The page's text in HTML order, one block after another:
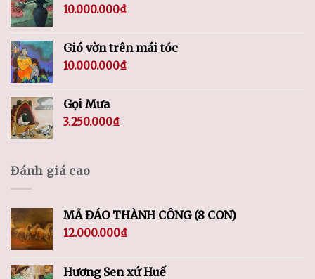
10.000.000₫
Gió vờn trên mái tóc
10.000.000₫
Gọi Mưa
3.250.000₫
Đánh giá cao
MÃ ĐÁO THÀNH CÔNG (8 CON)
12.000.000₫
Hương Sen xứ Huế